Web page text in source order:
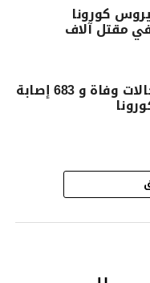
كورونا
مقتل آلاف
وزارة الصحة : 7 حالات وفاة و 683 إصابة